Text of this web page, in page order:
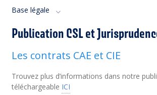
Base légale
Publication CSL et
Les contrats CAE et CIE
Trouvez plus d’informations dans notre
téléchargeable ICI